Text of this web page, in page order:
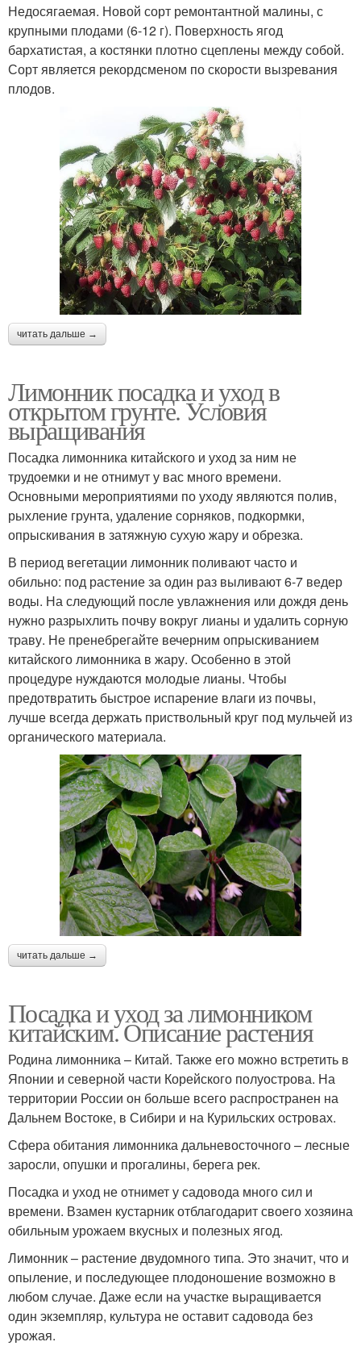
Недосягаемая. Новой сорт ремонтантной малины, с
крупными плодами (6-12 г). Поверхность ягод
бархатистая, а костянки плотно сцеплены между собой.
Сорт является рекордсменом по скорости вызревания
плодов.
читать дальше →
Лимонник посадка и уход в
открытом грунте. Условия
выращивания
Посадка лимонника китайского и уход за ним не
трудоемки и не отнимут у вас много времени.
Основными мероприятиями по уходу являются полив,
рыхление грунта, удаление сорняков, подкормки,
опрыскивания в затяжную сухую жару и обрезка.
В период вегетации лимонник поливают часто и
обильно: под растение за один раз выливают 6-7 ведер
воды. На следующий после увлажнения или дождя день
нужно разрыхлить почву вокруг лианы и удалить сорную
траву. Не пренебрегайте вечерним опрыскиванием
китайского лимонника в жару. Особенно в этой
процедуре нуждаются молодые лианы. Чтобы
предотвратить быстрое испарение влаги из почвы,
лучше всегда держать приствольный круг под мульчей из
органического материала.
читать дальше →
Посадка и уход за лимонником
китайским. Описание растения
Родина лимонника – Китай. Также его можно встретить в
Японии и северной части Корейского полуострова. На
территории России он больше всего распространен на
Дальнем Востоке, в Сибири и на Курильских островах.
Сфера обитания лимонника дальневосточного – лесные
заросли, опушки и прогалины, берега рек.
Посадка и уход не отнимет у садовода много сил и
времени. Взамен кустарник отблагодарит своего хозяина
обильным урожаем вкусных и полезных ягод.
Лимонник – растение двудомного типа. Это значит, что и
опыление, и последующее плодоношение возможно в
любом случае. Даже если на участке выращивается
один экземпляр, культура не оставит садовода без
урожая.